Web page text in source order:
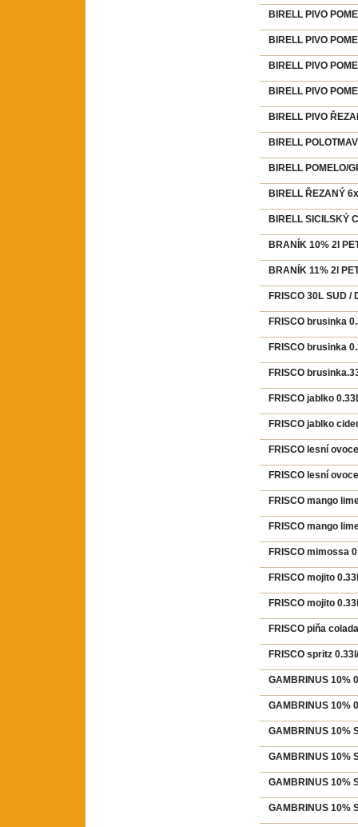
BIRELL PIVO
BIRELL PIVO
BIRELL PIVO
BIRELL PIVO
BIRELL PIVO
BIRELL
BIRELL POMELO/
BIRELL ŘEZANÝ
BIRELL SICILSKÝ
BRANÍK 10% 2l
BRANÍK 11% 2l
FRISCO 30L SUD /
FRISCO brusinka
FRISCO brusinka
FRISCO
FRISCO jablko
FRISCO jablko
FRISCO lesní
FRISCO lesní
FRISCO mango
FRISCO mango
FRISCO mimossa
FRISCO mojito
FRISCO mojito
FRISCO piňa
FRISCO spritz
GAMBRINUS 10%
GAMBRINUS 10%
GAMBRINUS 10%
GAMBRINUS 10%
GAMBRINUS 10%
GAMBRINUS 10%